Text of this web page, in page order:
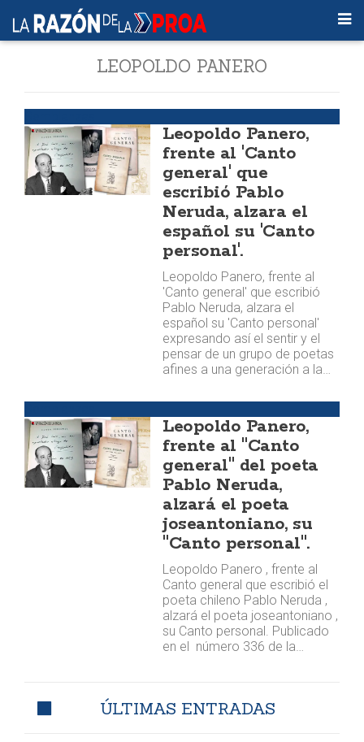
LEOPOLDO PANERO
Leopoldo Panero,
frente al 'Canto
general' que
escribió Pablo
Neruda, alzara el
español su 'Canto
personal'.
Leopoldo Panero, frente al
'Canto general' que escribió
Pablo Neruda, alzara el
español su 'Canto personal'
expresando así el sentir y el
pensar de un grupo de poetas
afines a una generación a la…
Leopoldo Panero,
frente al "Canto
general" del poeta
Pablo Neruda,
alzará el poeta
joseantoniano, su
"Canto personal".
Leopoldo Panero , frente al
Canto general que escribió el
poeta chileno Pablo Neruda ,
alzará el poeta joseantoniano ,
su Canto personal. Publicado
en el número 336 de la…
ÚLTIMAS ENTRADAS